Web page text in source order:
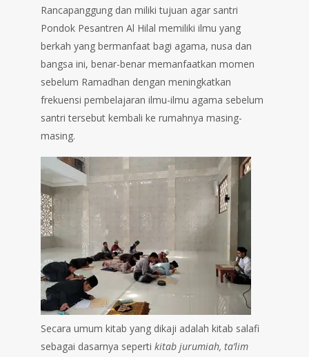
Rancapanggung dan miliki tujuan agar santri
Pondok Pesantren Al Hilal memiliki ilmu yang
berkah yang bermanfaat bagi agama, nusa dan
bangsa ini, benar-benar memanfaatkan momen
sebelum Ramadhan dengan meningkatkan
frekuensi pembelajaran ilmu-ilmu agama sebelum
santri tersebut kembali ke rumahnya masing-
masing.
Secara umum kitab yang dikaji adalah kitab salafi
sebagai dasarnya seperti kitab jurumiah, ta’lim